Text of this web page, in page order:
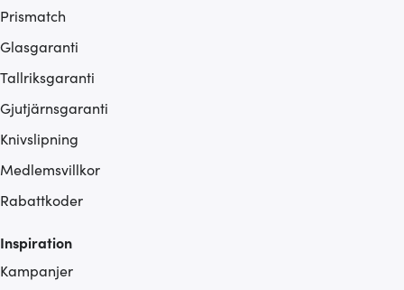
Prismatch
Glasgaranti
Tallriksgaranti
Gjutjärnsgaranti
Knivslipning
Medlemsvillkor
Rabattkoder
Inspiration
Kampanjer